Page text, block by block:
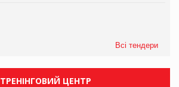
Всі тендери
ТРЕНІНГОВИЙ ЦЕНТР